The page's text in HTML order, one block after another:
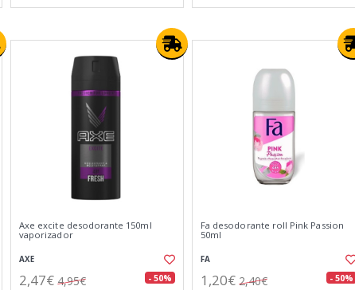
Axe excite desodorante 150ml
vaporizador
AXE
2,47€ 4,95€ - 50%
Fa desodorante roll Pink Passion
50ml
FA
1,20€ 2,40€ - 50%